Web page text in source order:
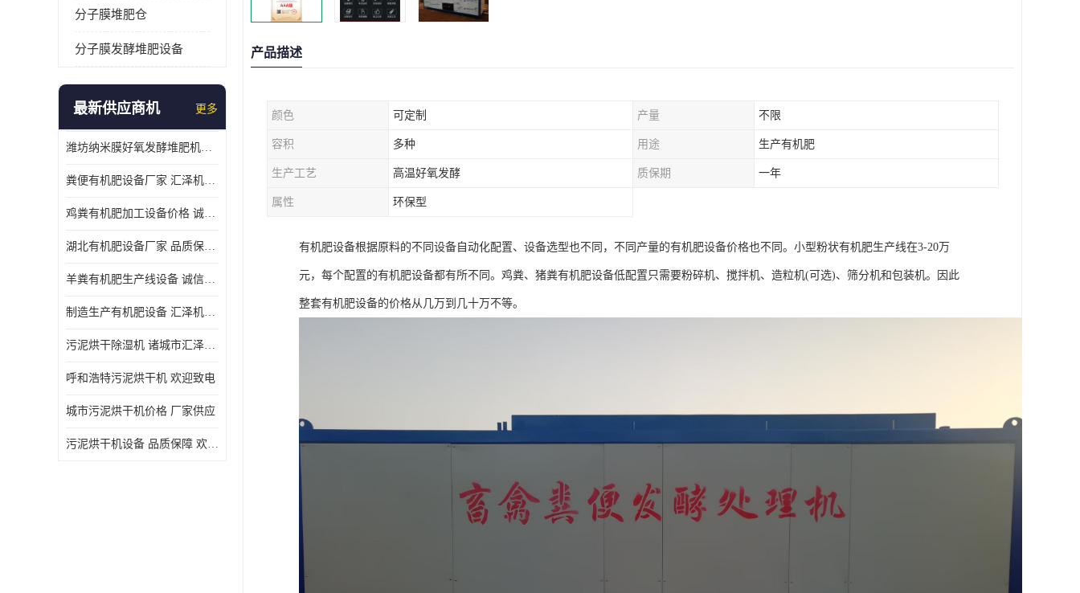
分子膜堆肥仓
分子膜发酵堆肥设备
最新供应商机 更多
潍坊纳米膜好氧发酵堆肥机定制
粪便有机肥设备厂家 汇泽机械 免费报价
鸡粪有机肥加工设备价格 诚信卖家 致电了解
湖北有机肥设备厂家 品质保障 欢迎咨询
羊粪有机肥生产线设备 诚信卖家 致电了解
制造生产有机肥设备 汇泽机械 免费报价
污泥烘干除湿机 诸城市汇泽机械有限公司
呼和浩特污泥烘干机 欢迎致电
城市污泥烘干机价格 厂家供应
污泥烘干机设备 品质保障 欢迎咨询
产品描述
颜色 可定制 产量 不限
容积 多种 用途 生产有机肥
生产工艺 高温好氧发酵 质保期 一年
属性 环保型
有机肥设备根据原料的不同设备自动化配置、设备选型也不同，不同产量的有机肥设备价格也不同。小型粉状有机肥生产线在3-20万
元，每个配置的有机肥设备都有所不同。鸡粪、猪粪有机肥设备低配置只需要粉碎机、搅拌机、造粒机(可选)、筛分机和包装机。因此
整套有机肥设备的价格从几万到几十万不等。